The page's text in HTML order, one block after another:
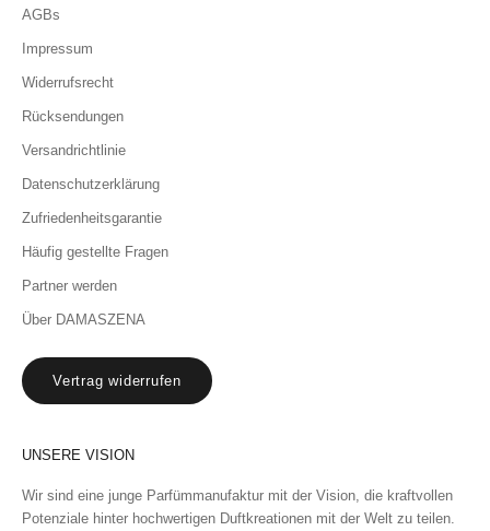
AGBs
Impressum
Widerrufsrecht
Rücksendungen
Versandrichtlinie
Datenschutzerklärung
Zufriedenheitsgarantie
Häufig gestellte Fragen
Partner werden
Über DAMASZENA
Vertrag widerrufen
UNSERE VISION
Wir sind eine junge Parfümmanufaktur mit der Vision, die kraftvollen
Potenziale hinter hochwertigen Duftkreationen mit der Welt zu teilen.